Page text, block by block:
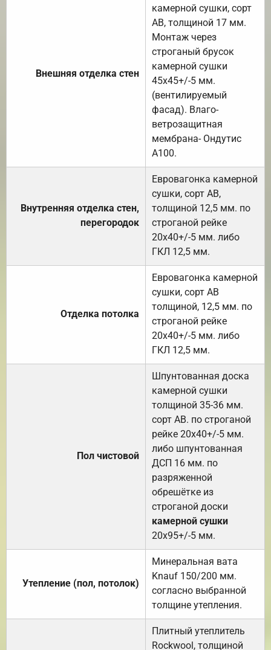
Внешняя отделка стен
камерной сушки, сорт
АВ, толщиной 17 мм.
Монтаж через
строганый брусок
камерной сушки
45х45+/-5 мм.
(вентилируемый
фасад). Влаго-
ветрозащитная
мембрана- Ондутис
А100.
Внутренняя отделка стен,
перегородок
Евровагонка камерной
сушки, сорт АВ,
толщиной 12,5 мм. по
строганой рейке
20х40+/-5 мм. либо
ГКЛ 12,5 мм.
Отделка потолка
Евровагонка камерной
сушки, сорт АВ
толщиной, 12,5 мм. по
строганой рейке
20х40+/-5 мм. либо
ГКЛ 12,5 мм.
Пол чистовой
Шпунтованная доска
камерной сушки
толщиной 35-36 мм.
сорт АВ. по строганой
рейке 20х40+/-5 мм.
либо шпунтованная
ДСП 16 мм. по
разряженной
обрешётке из
строганой доски
камерной сушки
20х95+/-5 мм.
Утепление (пол, потолок)
Минеральная вата
Knauf 150/200 мм.
согласно выбранной
толщине утепления.
Плитный утеплитель
Rockwool, толщиной